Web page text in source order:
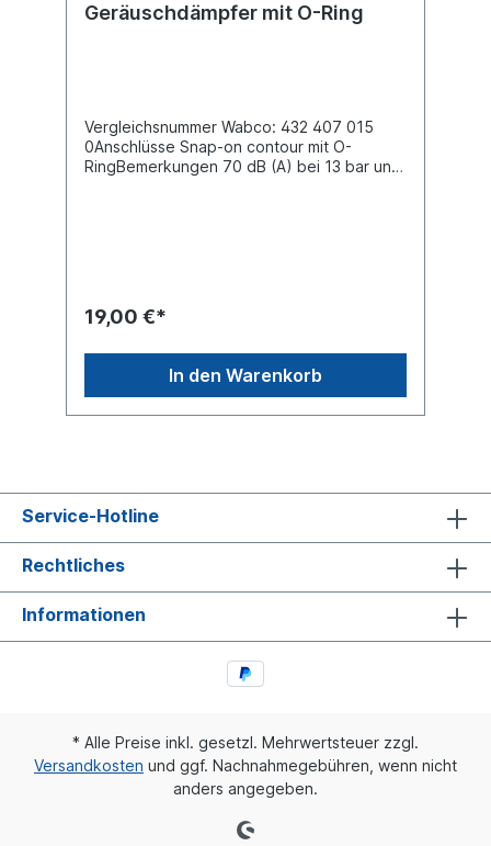
Geräuschdämpfer mit O-Ring
Vergleichsnummer Wabco: 432 407 015
0Anschlüsse Snap-on contour mit O-
RingBemerkungen 70 dB (A) bei 13 bar und
19,00 €*
In den Warenkorb
Service-Hotline
Rechtliches
Informationen
* Alle Preise inkl. gesetzl. Mehrwertsteuer zzgl.
Versandkosten und ggf. Nachnahmegebühren, wenn nicht
anders angegeben.